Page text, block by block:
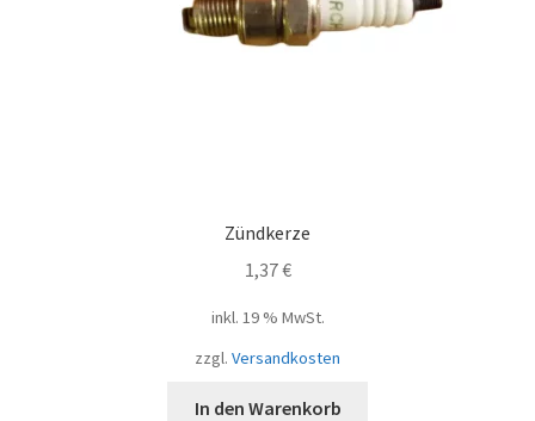
Zündkerze
1,37€
inkl. 19 % MwSt.
zzgl. Versandkosten
In den Warenkorb